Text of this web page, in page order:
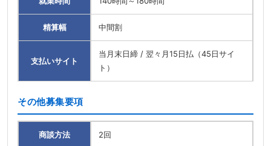
精算幅 中間割
支払いサイト
当月末日締 / 翌々月15日払（45日サイ
ト）
その他募集要項
商談方法 2回